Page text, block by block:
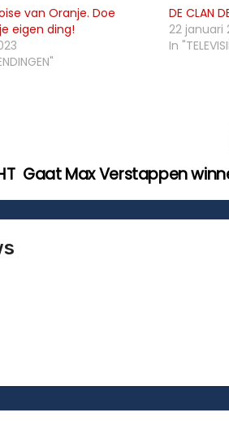
van Oranje. Doe
eigen ding!
DE CLAN
22 januari
In
Gaat Max Verstappen